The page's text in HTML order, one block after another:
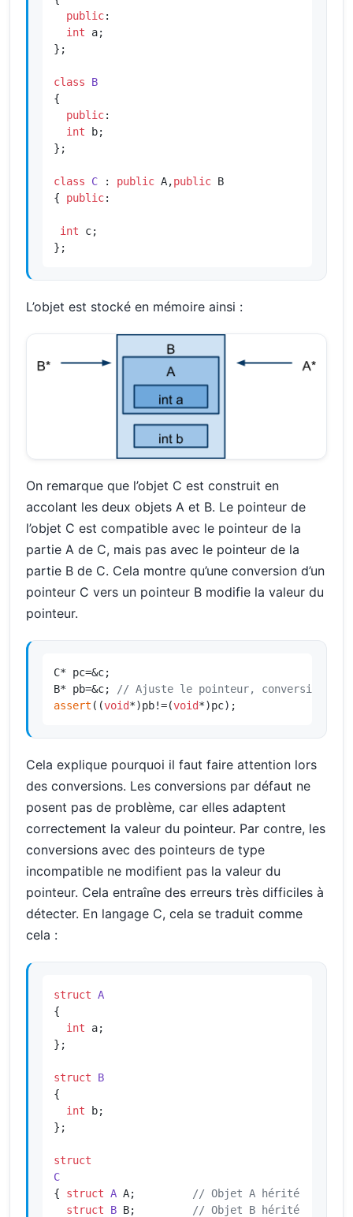
public:
int a;
};
class
B
{
public:
int b;
};
class C : public A,public B
{ public:
int c;
};
L’objet est stocké en mémoire ainsi :
On remarque que l’objet C est construit en
accolant les deux objets A et B. Le pointeur de
l’objet C est compatible avec le pointeur de la
partie A de C, mais pas avec le pointeur de la
partie B de C. Cela montre qu’une conversion d’un
pointeur C vers un pointeur B modifie la valeur du
pointeur.
C* pc=&c;
B* pb=&c; // Ajuste le pointeur, conversion en
assert ((void*)pb!=(void*)pc);
Cela explique pourquoi il faut faire attention lors
des conversions. Les conversions par défaut ne
posent pas de problème, car elles adaptent
correctement la valeur du pointeur. Par contre, les
conversions avec des pointeurs de type
incompatible ne modifient pas la valeur du
pointeur. Cela entraîne des erreurs très difficiles à
détecter. En langage C, cela se traduit comme
cela :
struct A
{
int a;
};
struct
B
{
int b;
};
struct
C
{ struct A A;
// Objet A hérité
struct
B B;
// Objet B hérité